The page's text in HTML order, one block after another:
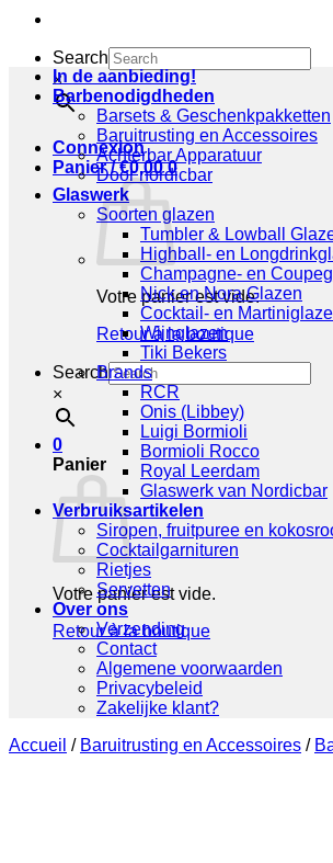
Search
×
Connexion
Panier /€0,00 0
Votre panier est vide.
Retour à la boutique
Search
×
0
Panier
Votre panier est vide.
Retour à la boutique
In de aanbieding!
Barbenodigdheden
Barsets & Geschenkpakketten
Baruitrusting en Accessoires
Achterbar Apparatuur
Door nordicbar
Glaswerk
Soorten glazen
Tumbler & Lowball
Highball- en
Champagne- en
Nick en Nora Glazen
Cocktail- en
Wijnglazen
Tiki Bekers
Brands
RCR
Onis (Libbey)
Luigi Bormioli
Bormioli Rocco
Royal Leerdam
Glaswerk van Nordicbar
Verbruiksartikelen
Siropen, fruitpuree en
Cocktailgarnituren
Rietjes
Servetten
Over ons
Verzending
Contact
Algemene voorwaarden
Privacybeleid
Zakelijke klant?
Accueil / Baruitrusting en Accessoires /